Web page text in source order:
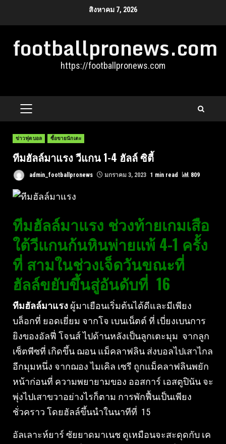
สิงหาคม 7, 2026
footballpronews.com
https://footballpronews.com
PRIMARY
ข่าวฟุตบอล ซื้อขายนักเตะ
ทีมฮัลล์มาแรง วีแกน 1-4 ฮัลล์ ซิตี้
admin_footballpronews มกราคม 3, 2023 1 min read 809
ทีมฮัลล์มาแรง ช่วงท้ายเกมเสือ
ใต้วีแกนก้นหินพ่ายแพ้ 4-1 ครั้ง
ที่ สามในช่วงเจ็ดวันขณะที่
ฮัลล์ขยับขึ้นสู่อันดับที่ 16
ทีมฮัลล์มาแรง ผู้มาเยือนเริ่มต้นได้ดีและมีเพียง
บล็อกที่ ยอดเยี่ยม จากโจ เบนเน็ตต์ ที่ เบี่ยงเบนการ
ยิงของอัลฟี่ โจนส์ ไปด้านหลังเป็นลูกเตะมุม จากลูก
เซ็ตพีซที่ เกิดขึ้น ฌอน แม็คลาฟลิน ส่งบอลไปเสาไกล
อีกมุมหนึ่ง จากฌอง ไมเคิล เซรี ถูกแม็คลาฟลินพยัก
หน้าก่อนที่ ความพยายามของ ออสการ์ เอสตูปินัน จะ
พุ่งไปเสาขวาอย่างไรก็ตาม การพักฟื้นเป็นเพียง
ชั่วคราว โดยฮัลล์ขึ้นนําในนาทีที่ 15
อัลเลาะห์ยาร์ ซัยยาดมาเนช ดูเหมือนจะสะดุดกับ เค